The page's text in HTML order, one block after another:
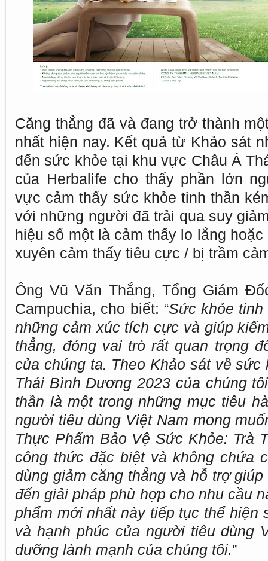
Căng thẳng đã và đang trở thành
nhất hiện nay. Kết quả từ Khảo sát
đến sức khỏe tại khu vực Châu Á
của Herbalife cho thấy phần lớn
vực cảm thấy sức khỏe tinh thần
với những người đã trải qua suy
hiệu số một là cảm thấy lo lắng
xuyên cảm thấy tiêu cực / bị trầm
Ông Vũ Văn Thắng, Tổng Giám
Campuchia, cho biết: “Sức khỏe
những cảm xúc tích cực và giúp
thẳng, đóng vai trò rất quan trọng
của chúng ta. Theo Khảo sát về
Thái Bình Dương 2023 của chúng
thần là một trong những mục tiêu
người tiêu dùng Việt Nam mong
Thực Phẩm Bảo Vệ Sức Khỏe: Trà
công thức đặc biệt và không chứa
dùng giảm căng thẳng và hỗ trợ
đến giải pháp phù hợp cho nhu cầu
phẩm mới nhất này tiếp tục thể hiện
và hạnh phúc của người tiêu dùng
dưỡng lành mạnh của chúng tôi.”